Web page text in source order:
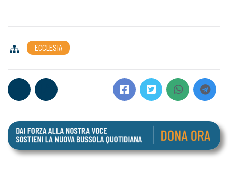
ECCLESIA